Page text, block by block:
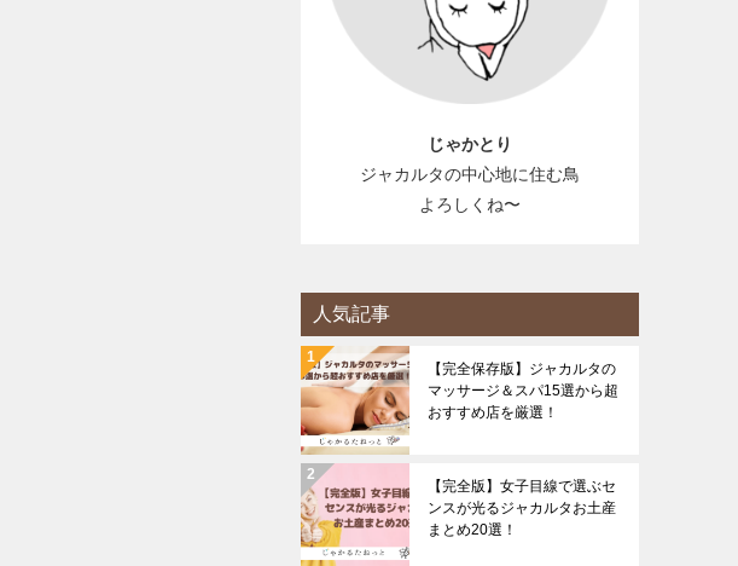
じゃかとり
ジャカルタの中心地に住む鳥
よろしくね〜
人気記事
【完全保存版】ジャカルタの
マッサージ＆スパ15選から超
おすすめ店を厳選！
【完全版】女子目線で選ぶセ
ンスが光るジャカルタお土産
まとめ20選！